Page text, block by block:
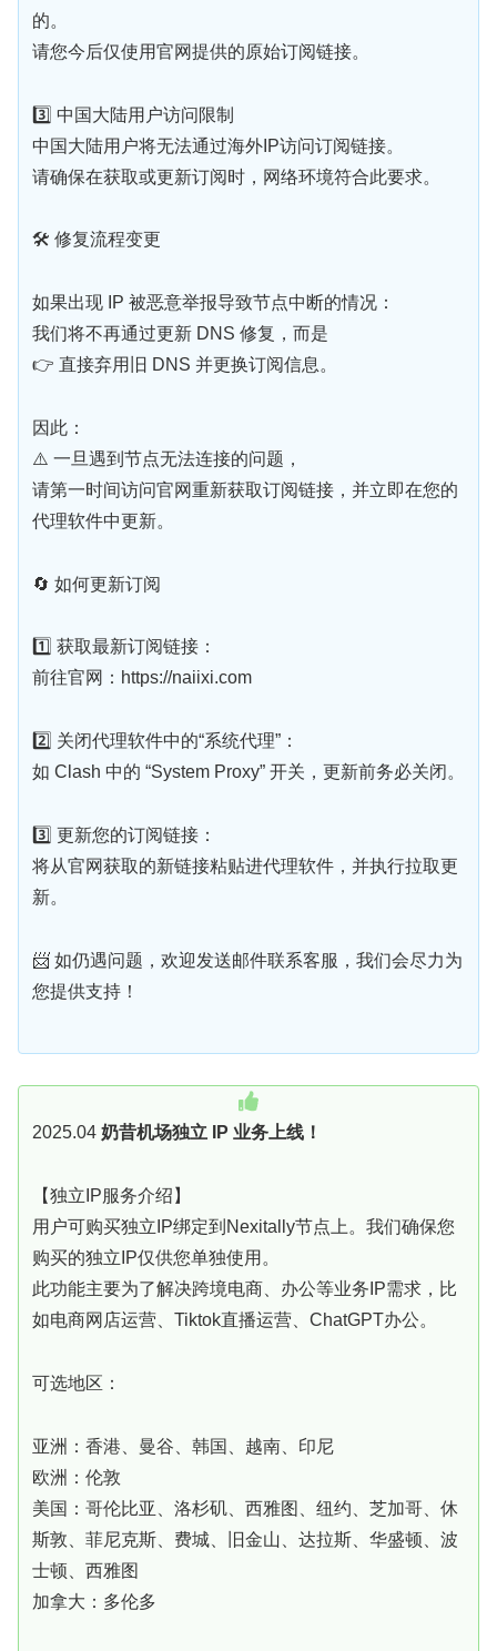
的。
请您今后仅使用官网提供的原始订阅链接。
3️⃣ 中国大陆用户访问限制
中国大陆用户将无法通过海外IP访问订阅链接。
请确保在获取或更新订阅时，网络环境符合此要求。
🛠 修复流程变更
如果出现 IP 被恶意举报导致节点中断的情况：
我们将不再通过更新 DNS 修复，而是
👉 直接弃用旧 DNS 并更换订阅信息。
因此：
⚠️ 一旦遇到节点无法连接的问题，
请第一时间访问官网重新获取订阅链接，并立即在您的
代理软件中更新。
🔄 如何更新订阅
1️⃣ 获取最新订阅链接：
前往官网：https://naiixi.com
2️⃣ 关闭代理软件中的“系统代理”：
如 Clash 中的 “System Proxy” 开关，更新前务必关闭。
3️⃣ 更新您的订阅链接：
将从官网获取的新链接粘贴进代理软件，并执行拉取更
新。
📨 如仍遇问题，欢迎发送邮件联系客服，我们会尽力为
您提供支持！
2025.04 奶昔机场独立 IP 业务上线！
【独立IP服务介绍】
用户可购买独立IP绑定到Nexitally节点上。我们确保您
购买的独立IP仅供您单独使用。
此功能主要为了解决跨境电商、办公等业务IP需求，比
如电商网店运营、Tiktok直播运营、ChatGPT办公。
可选地区：
亚洲：香港、曼谷、韩国、越南、印尼
欧洲：伦敦
美国：哥伦比亚、洛杉矶、西雅图、纽约、芝加哥、休
斯敦、菲尼克斯、费城、旧金山、达拉斯、华盛顿、波
士顿、西雅图
加拿大：多伦多